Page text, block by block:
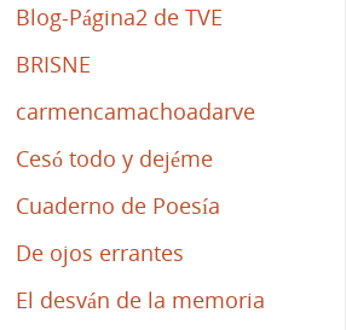
Blog-Página2 de TVE
BRISNE
carmencamachoadarve
Cesó todo y dejéme
Cuaderno de Poesía
De ojos errantes
El desván de la memoria